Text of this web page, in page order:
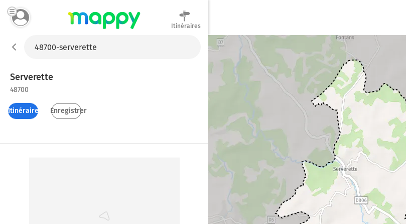
Itinéraires
Serverette
48700
Itinéraires Enregistrer